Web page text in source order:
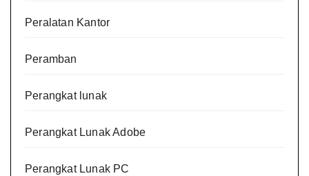
Peralatan Kantor
Peramban
Perangkat lunak
Perangkat Lunak Adobe
Perangkat Lunak PC